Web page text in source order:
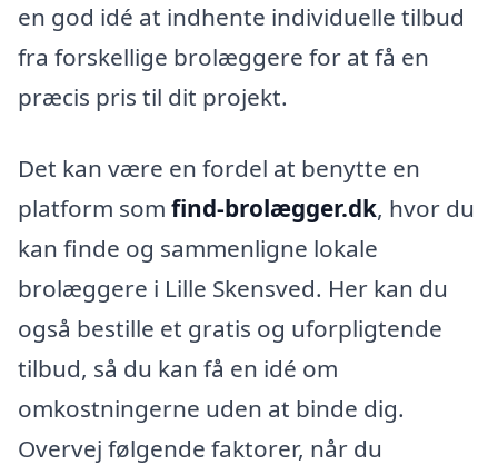
en god idé at indhente individuelle tilbud
fra forskellige brolæggere for at få en
præcis pris til dit projekt.
Det kan være en fordel at benytte en
platform som find-brolægger.dk, hvor du
kan finde og sammenligne lokale
brolæggere i Lille Skensved. Her kan du
også bestille et gratis og uforpligtende
tilbud, så du kan få en idé om
omkostningerne uden at binde dig.
Overvej følgende faktorer, når du